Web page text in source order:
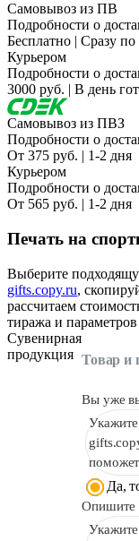
Самовывоз из ПВ
Подробности о
Бесплатно | Сразу по
Курьером
Подробности о
3000 руб. | В день
Самовывоз из ПВЗ
Подробности о
От 375 руб. | 1-2 дня
Курьером
Подробности о
От 565 руб. | 1-2 дня
Печать на
Выберите
gifts.copy.ru,
рассчитаем
тиража и
Сувенирная
продукция Товар и
Вы уже
Да,
Опишите